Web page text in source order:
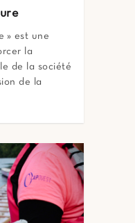
» est une
la
de la société
de la